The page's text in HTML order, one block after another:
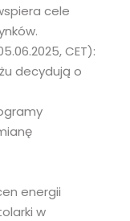
cele
CET):
decydują o
energii
w